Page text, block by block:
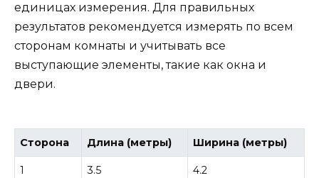
единицах измерения. Для правильных
результатов рекомендуется измерять по всем
сторонам комнаты и учитывать все
выступающие элементы, такие как окна и
двери.
Сторона Длина (метры) Ширина (метры)
1 3.5 4.2